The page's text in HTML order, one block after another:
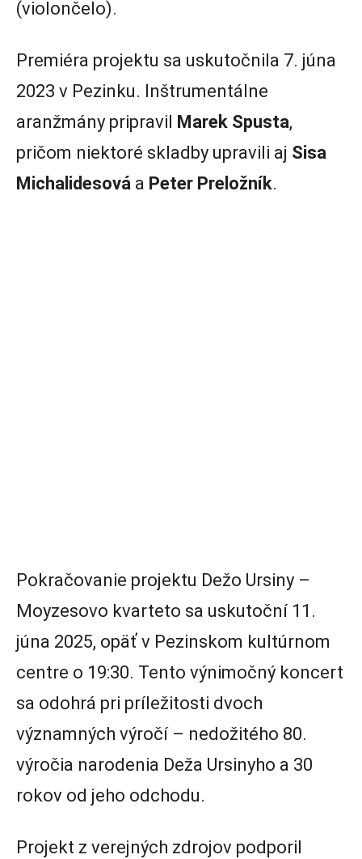
(violončelo).
Premiéra projektu sa uskutočnila 7. júna
2023 v Pezinku. Inštrumentálne
aranžmány pripravil
Marek Spusta,
pričom niektoré skladby upravili aj Sisa
Michalidesová a Peter Preložník.
Pokračovanie projektu Dežo Ursiny –
Moyzesovo kvarteto sa uskutoční 11.
júna 2025, opäť v Pezinskom kultúrnom
centre o 19:30. Tento výnimočný koncert
sa odohrá pri príležitosti dvoch
významných výročí – nedožitého 80.
výročia narodenia Deža Ursinyho a 30
rokov od jeho odchodu.
Projekt z verejných zdrojov podporil